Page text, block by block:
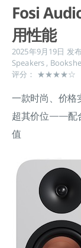
Fosi
用性能
2025年9月19日 发
Speakers ,
评分： ★★★★☆
一款时尚、价格
超其价位——配
值